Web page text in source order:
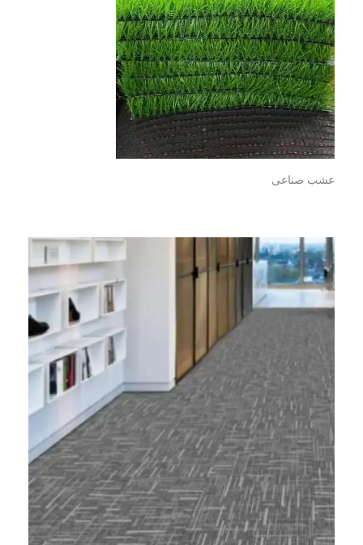
عشب صناعى